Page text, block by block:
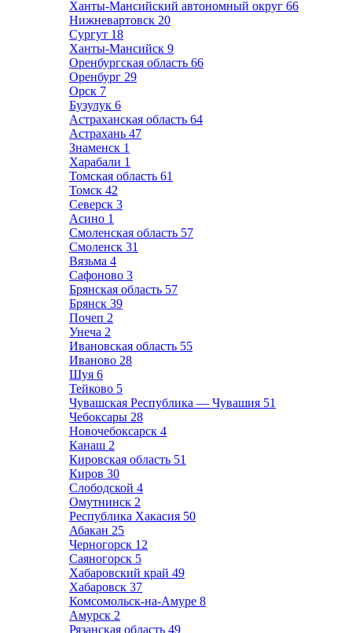
Ханты-Мансийский автономный округ 66
Нижневартовск 20
Сургут 18
Ханты-Мансийск 9
Оренбургская область 66
Оренбург 29
Орск 7
Бузулук 6
Астраханская область 64
Астрахань 47
Знаменск 1
Харабали 1
Томская область 61
Томск 42
Северск 3
Асино 1
Смоленская область 57
Смоленск 31
Вязьма 4
Сафоново 3
Брянская область 57
Брянск 39
Почеп 2
Унеча 2
Ивановская область 55
Иваново 28
Шуя 6
Тейково 5
Чувашская Республика — Чувашия 51
Чебоксары 28
Новочебоксарск 4
Канаш 2
Кировская область 51
Киров 30
Слободской 4
Омутнинск 2
Республика Хакасия 50
Абакан 25
Черногорск 12
Саяногорск 5
Хабаровский край 49
Хабаровск 37
Комсомольск-на-Амуре 8
Амурск 2
Рязанская область 49